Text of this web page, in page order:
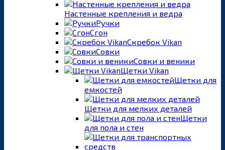
Настенные крепления и ведра
Ручки
Сгон
Скребок Vikan
Совки
Совки и веники
Щетки Vikan
Щетки для
емкостей
Щетки для мелких деталей
Щетки
для пола и стен